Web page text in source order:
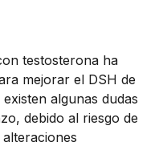
testosterona ha
mejorar el DSH de
algunas dudas
debido al riesgo de